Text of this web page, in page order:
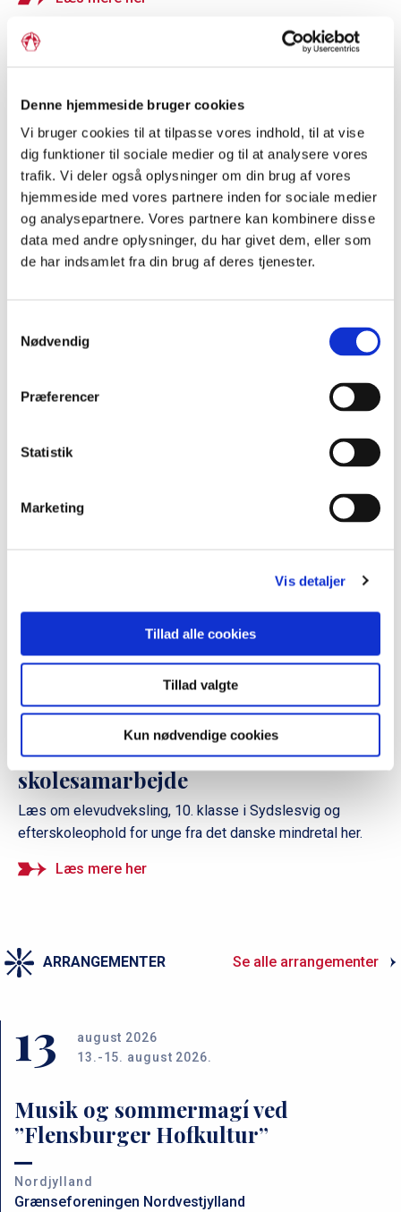
Denne hjemmeside bruger cookies
Vi bruger cookies til at tilpasse vores indhold, til at vise
dig funktioner til sociale medier og til at analysere vores
trafik. Vi deler også oplysninger om din brug af vores
hjemmeside med vores partnere inden for sociale medier
og analysepartnere. Vores partnere kan kombinere disse
data med andre oplysninger, du har givet dem, eller som
de har indsamlet fra din brug af deres tjenester.
Nødvendig
Præferencer
Statistik
Marketing
Vis detaljer
Tillad alle cookies
Tillad valgte
Kun nødvendige cookies
ambassadørkorps
dialog om, hvad det vil sige at tilhøre et mindretal. Du kan
Læs mere her
Dansk-sydslesvigsk
skolesamarbejde
Læs om elevudveksling, 10. klasse i Sydslesvig og
efterskoleophold for unge fra det danske mindretal her.
Læs mere her
ARRANGEMENTER Se alle arrangementer
13
august 2026
13.-15. august 2026.
Musik og sommermagí ved
”Flensburger Hofkultur”
Nordjylland
Grænseforeningen Nordvestjylland